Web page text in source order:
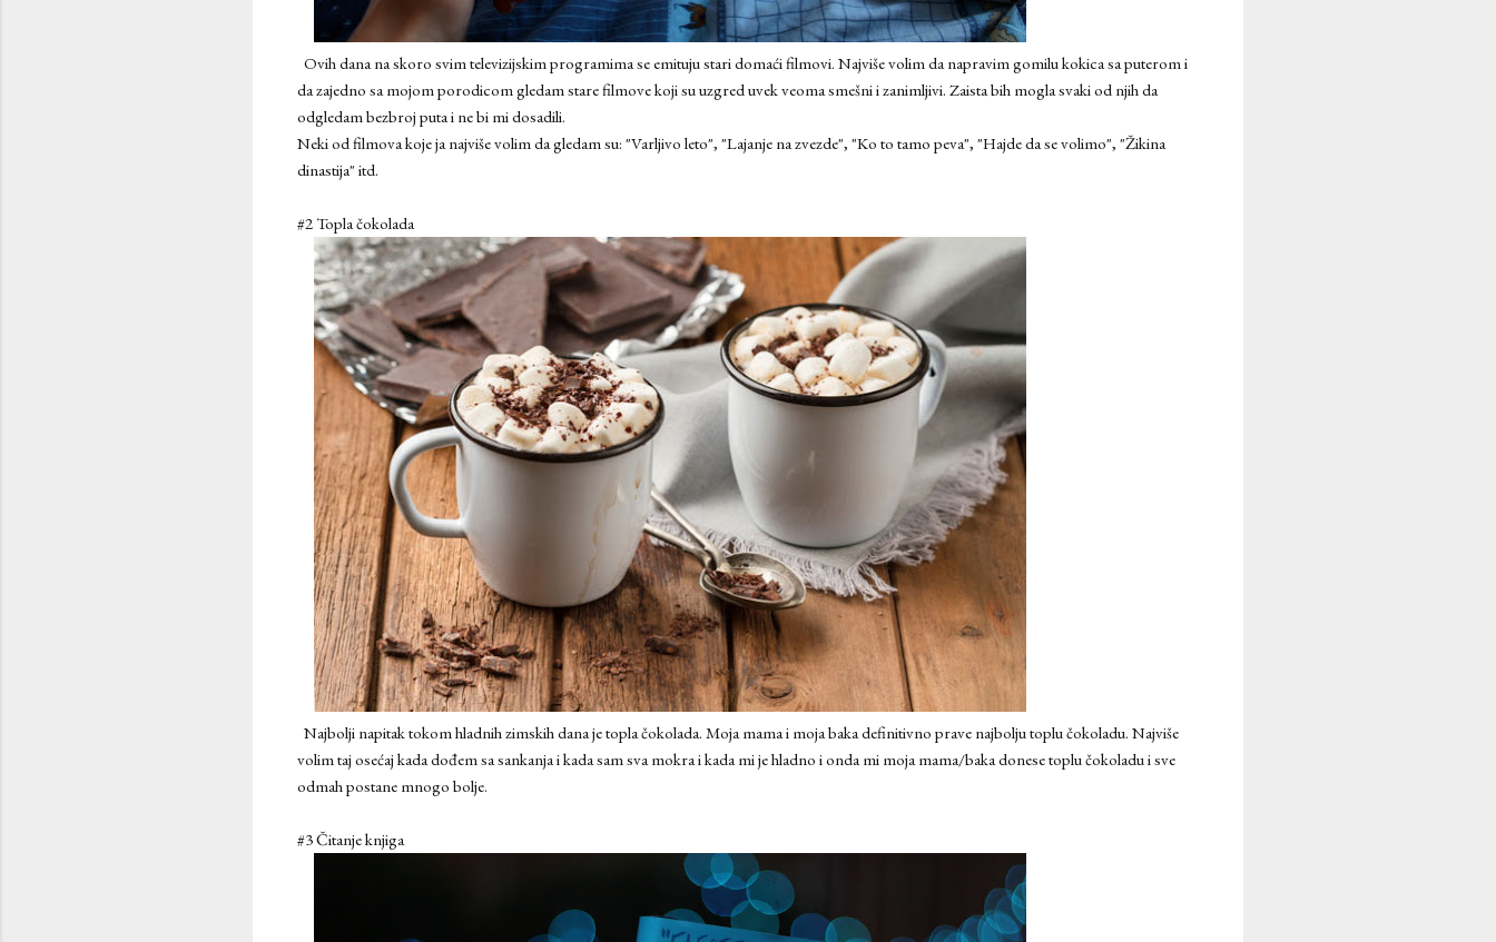
Ovih dana na skoro svim televizijskim programima se emituju stari domaći filmovi. Najviše volim da napravim gomilu kokica sa puterom i
da zajedno sa mojom porodicom gledam stare filmove koji su uzgred uvek veoma smešni i zanimljivi. Zaista bih mogla svaki od njih da
odgledam bezbroj puta i ne bi mi dosadili.
Neki od filmova koje ja najviše volim da gledam su: "Varljivo leto", "Lajanje na zvezde", "Ko to tamo peva", "Hajde da se volimo", "Žikina
dinastija" itd.
#2 Topla čokolada
Najbolji napitak tokom hladnih zimskih dana je topla čokolada. Moja mama i moja baka definitivno prave najbolju toplu čokoladu. Najviše
volim taj osećaj kada dođem sa sankanja i kada sam sva mokra i kada mi je hladno i onda mi moja mama/baka donese toplu čokoladu i sve
odmah postane mnogo bolje.
#3 Čitanje knjiga